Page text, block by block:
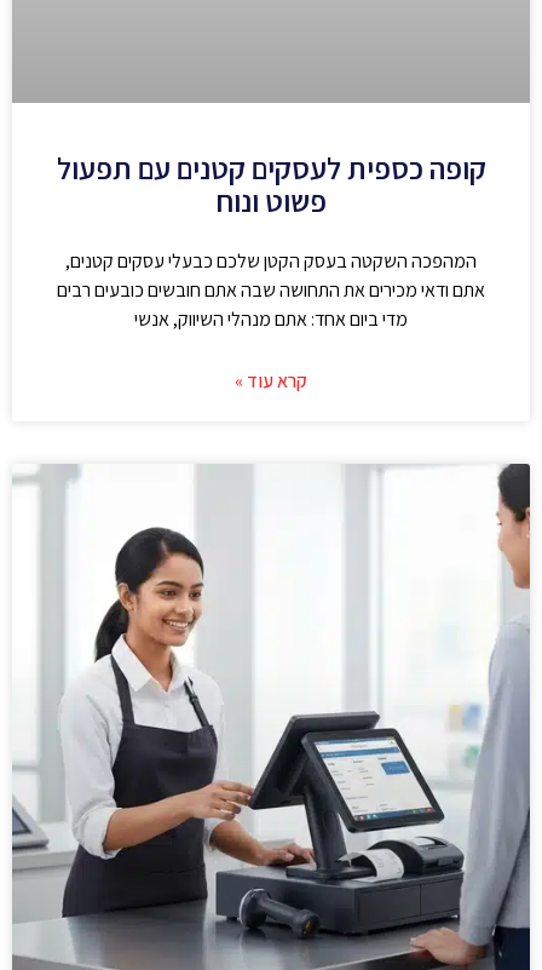
קופה כספית לעסקים קטנים עם תפעול
פשוט ונוח
המהפכה השקטה בעסק הקטן שלכם כבעלי עסקים קטנים,
אתם ודאי מכירים את התחושה שבה אתם חובשים כובעים רבים
מדי ביום אחד: אתם מנהלי השיווק, אנשי
קרא עוד »